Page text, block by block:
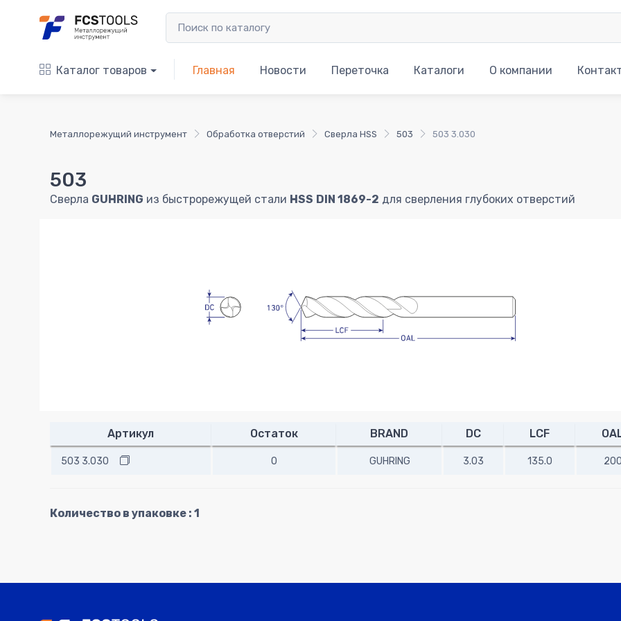
Каталог товаров Главная Новости Переточка Каталоги О компании
Металлорежущий инструмент Обработка отверстий Сверла HSS 503 503 3.030
503
Сверла GUHRING из быстрорежущей стали HSS DIN 1869-2 для сверления глубоких отверстий
Артикул Остаток BRAND DC LCF
503 3.030 0 GUHRING 3.03 135.0
Количество в упаковке : 1